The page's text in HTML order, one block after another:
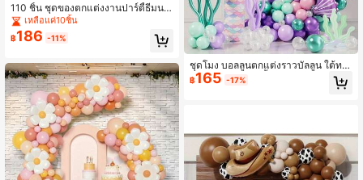
110 ชิ้น ชุดของตกแต่งงานปาร์ตี้ธีมนา
งเงือก, รวมถึงซุ้มลูกโป่งนางเงือกสีม่วง,
สีฟ้า, สีเขียว, หางนางเงือก, เปลือกหอย,
ลูกปา, ดาว, พู่, เหมาะสำหรับงานปาร์ตี้,
นฉลองทางธุรกิจ
เหลือแค่10ชิ้น
฿186 -11%
ชุดโมง บอลลูนตกแต่งราวบัลลูน ใต้ทะเ
ล มังกรทะเล 159 ชิ้น - เหมาะสำหรับ วั
นเกิด, อุปกรณ์ถ่ายภาพ และตกแต่งภาย
฿165 -17%